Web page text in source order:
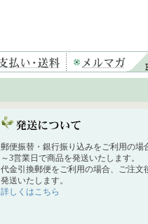
郵便振替・銀行振り込みをご利用の場
～3営業日で商品を発送いたします。
代金引換郵便をご利用の場合、ご注文
発送いたします。
詳しくはこちら